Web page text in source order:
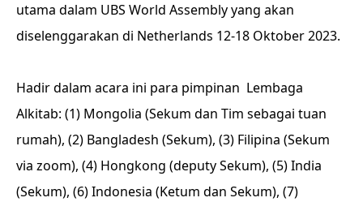
utama dalam UBS World Assembly yang akan
diselenggarakan di Netherlands 12-18 Oktober 2023.
Hadir dalam acara ini para pimpinan Lembaga
Alkitab: (1) Mongolia (Sekum dan Tim sebagai tuan
rumah), (2) Bangladesh (Sekum), (3) Filipina (Sekum
via zoom), (4) Hongkong (deputy Sekum), (5) India
(Sekum), (6) Indonesia (Ketum dan Sekum), (7)